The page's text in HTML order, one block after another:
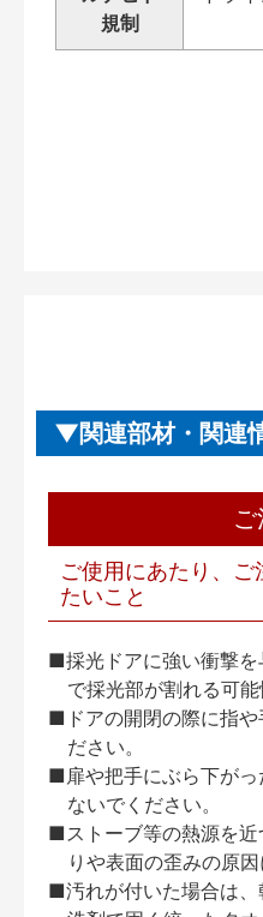
規制
関連部材・関連
ご使用にあたり、ご
たいこと
■採光ドアに強い衝撃
で採光部が割れる可能
■ドアの開閉の際に指や
ださい。
■扉や把手にぶら下がっ
ないでください。
■ストーブ等の熱源を近
りや表面の歪みの原因
■汚れが付いた場合は